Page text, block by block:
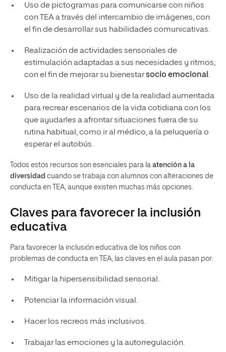
Uso de pictogramas para comunicarse con niños
con TEA a través del intercambio de imágenes, con
el fin de desarrollar sus habilidades comunicativas.
Realización de actividades sensoriales de
estimulación adaptadas a sus necesidades y ritmos,
con el fin de mejorar su bienestarsocio emocional .
Uso de la realidad virtual y de la realidad aumentada
para recrear escenarios de la vida cotidiana con los
que ayudarles a afrontar situaciones fuera de su
rutina habitual, como ir al médico, a la peluquería o
esperar el autobús.
Todos estos recursos son esenciales para la atención a la
diversidad cuando se trabaja con alumnos con alteraciones de
conducta en TEA, aunque existen muchas más opciones.
Claves para favorecer la inclusión
educativa
Para favorecer la inclusión educativa de los niños con
problemas de conducta en TEA, las claves en el aula pasan por:
Mitigar la hipersensibilidad sensorial.
Potenciar la información visual.
Hacer los recreos más inclusivos.
Trabajar las emociones y la autorregulación.